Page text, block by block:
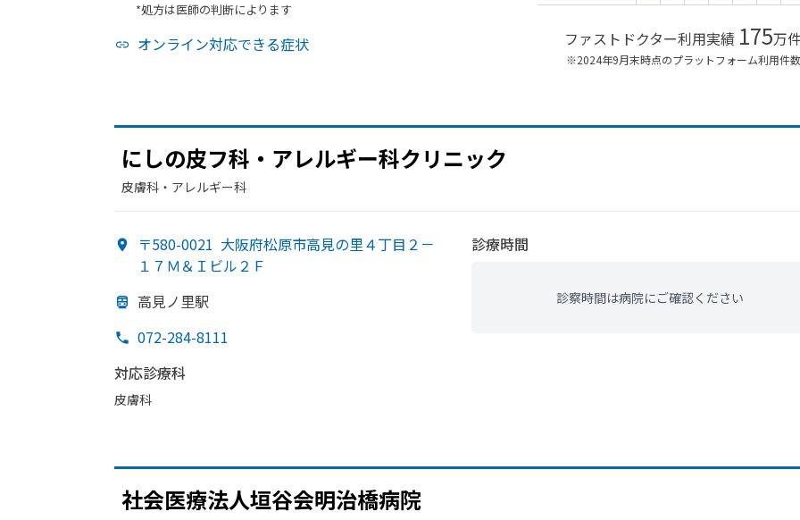
*処方は医師の判断によります
オンライン対応できる症状 ファストドクター利用実績 175万
※2024年9月末時点のプラットフォーム利用件数
にしの皮フ科・アレルギー科クリニック
皮膚科・​アレルギー科
〒580-0021 大阪府松原市高見の里４丁目２－
１７Ｍ＆Ｉビル２Ｆ
高見ノ里駅
072-284-8111
対応診療科
皮膚科
診療時間
診察時間は病院にご確認ください
社会医療法人垣谷会明治橋病院